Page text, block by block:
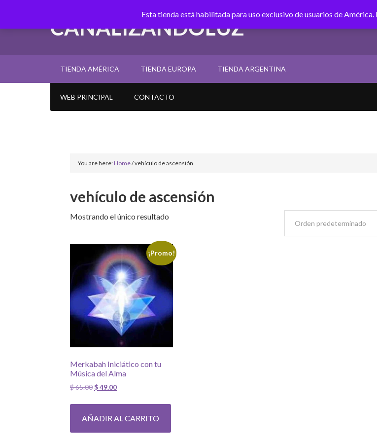
Esta tienda está habilitada para uso exclusivo de usuarios de América.
CANALIZANDOLUZ
TIENDA AMÉRICA TIENDA EUROPA TIENDA ARGENTINA
WEB PRINCIPAL CONTACTO
You are here:Home/vehículo de ascensión
vehículo de ascensión
Mostrando el único resultado
¡Promo!
Merkabah Iniciático con tu
Música del Alma
$65.00 El
era:
$49.00El
es:
AÑADIR AL CARRITO